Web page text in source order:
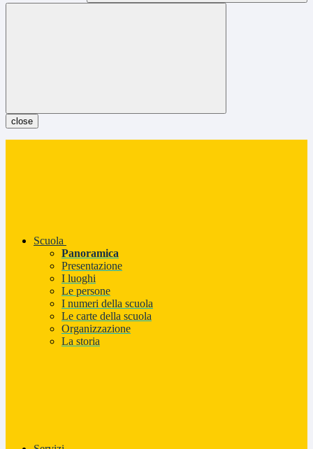
close
Scuola
Panoramica
Presentazione
I luoghi
Le persone
I numeri della scuola
Le carte della scuola
Organizzazione
La storia